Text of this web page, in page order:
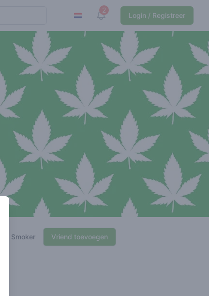
2
View notifications
Login / Registreer
🍃 Smoker Vriend toevoegen